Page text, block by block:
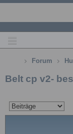
Forum
Belt cp v2-